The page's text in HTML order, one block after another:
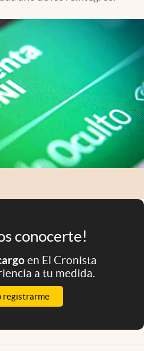
conocerte!
en El Cronista
a tu medida.
registrarme